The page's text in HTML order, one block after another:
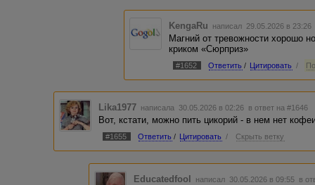
KengaRu написал 29.05.2026 в
Магний от тревожности хорошо
криком «Сюрприз»
#1652 Ответить / Цитировать /
Lika1977 написала 30.05.2026 в 02:26 в ответ на #1646
Вот, кстати, можно пить цикорий - в нем нет
#1655 Ответить / Цитировать / Скрыть ветку
Educatedfool написал 30.05.2026 в 09:55 в